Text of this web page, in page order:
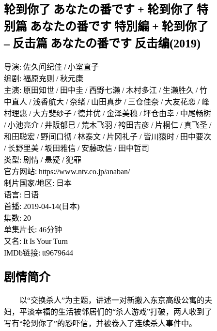
轮到你了 あなたの番です + 轮到你了 特
别篇 あなたの番です 特別編 + 轮到你了
– 反击篇 あなたの番です 反击编(2019)
导演: 佐久间纪佳 / 小室直子
编剧: 福原充则 / 秋元康
主演: 原田知世 / 田中圭 / 西野七濑 / 木村多江 / 生濑胜久 / 竹
中直人 / 浅香航大 / 奈绪 / 山田真步 / 三仓佳奈 / 大友花恋 / 峰
村理惠 / 大方斐纱子 / 德井优 / 金泽美穗 / 坪仓由幸 / 中尾畅树
/ 小池亮介 / 井阪郁巳 / 荒木飞羽 / 袴田吉彦 / 片桐仁 / 真飞圣 /
和田聪宏 / 野间口彻 / 林泰文 / 片冈礼子 / 皆川猿时 / 田中要次
/ 长野里美 / 坂田雅信 / 安藤政信 / 田中哲司
类型: 剧情 / 悬疑 / 犯罪
官方网站: https://www.ntv.co.jp/anaban/
制片国家/地区: 日本
语言: 日语
首播: 2019-04-14(日本)
集数: 20
单集片长: 46分钟
又名: It Is Your Turn
IMDb链接: tt9679644
剧情简介
以“交换杀人”为主题，讲述一对新搬入东京高级公寓的夫
妇，平淡幸福的生活被邻居们的“杀人游戏”打破，两人收到了
写有“轮到你了”的恐吓信，并被卷入了连续杀人事件中。